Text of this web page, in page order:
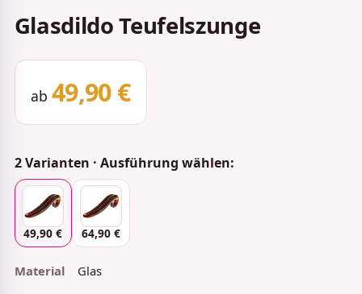
Glasdildo Teufelszunge
ab 49,90 €
2 Varianten · Ausführung wählen:
49,90 € 64,90 €
Material Glas